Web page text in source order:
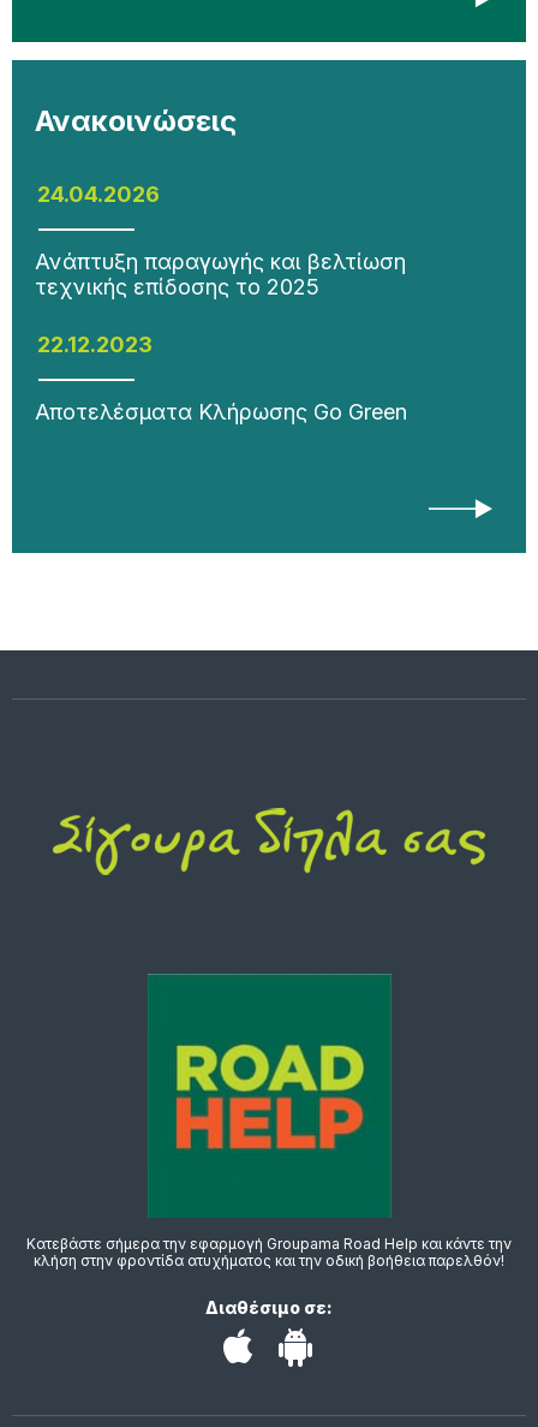
Ανακοινώσεις
24.04.2026
Ανάπτυξη παραγωγής και βελτίωση
τεχνικής επίδοσης το 2025
22.12.2023
Αποτελέσματα Κλήρωσης Go Green
Κατεβάστε σήμερα την εφαρμογή Groupama Road Help και κάντε την
κλήση στην φροντίδα ατυχήματος και την οδική βοήθεια παρελθόν!
Διαθέσιμο σε: